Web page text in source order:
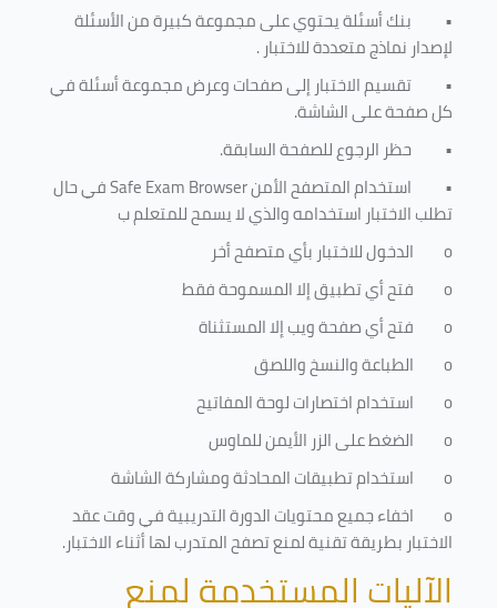
• بنك أسئلة يحتوي على مجموعة كبيرة من الأسئلة
لإصدار نماذج متعددة للاختبار.
• تقسيم الاختبار إلى صفحات وعرض مجموعة أسئلة في
كل صفحة على الشاشة.
• حظر الرجوع للصفحة السابقة.
• استخدام المتصفح الأمنSafe Exam Browserفي حال
تطلب الاختبار استخدامه والذي لا يسمح للمتعلم ب
o
الدخول للاختبار بأي متصفح أخر
o
فتح أي تطبيق إلا المسموحة فقط
o
فتح أي صفحة ويب إلا المستثناة
o
الطباعة والنسخ واللصق
o
استخدام اختصارات لوحة المفاتيح
o
الضغط على الزر الأيمن للماوس
o
استخدام تطبيقات المحادثة ومشاركة الشاشة
o
اخفاء جميع محتويات الدورة التدريبية في وقت عقد
الاختبار بطريقة تقنية لمنع تصفح المتدرب لها أثناء الاختبار.
الآليات المستخدمة لمنع